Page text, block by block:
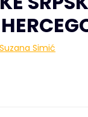
Suzana Simić